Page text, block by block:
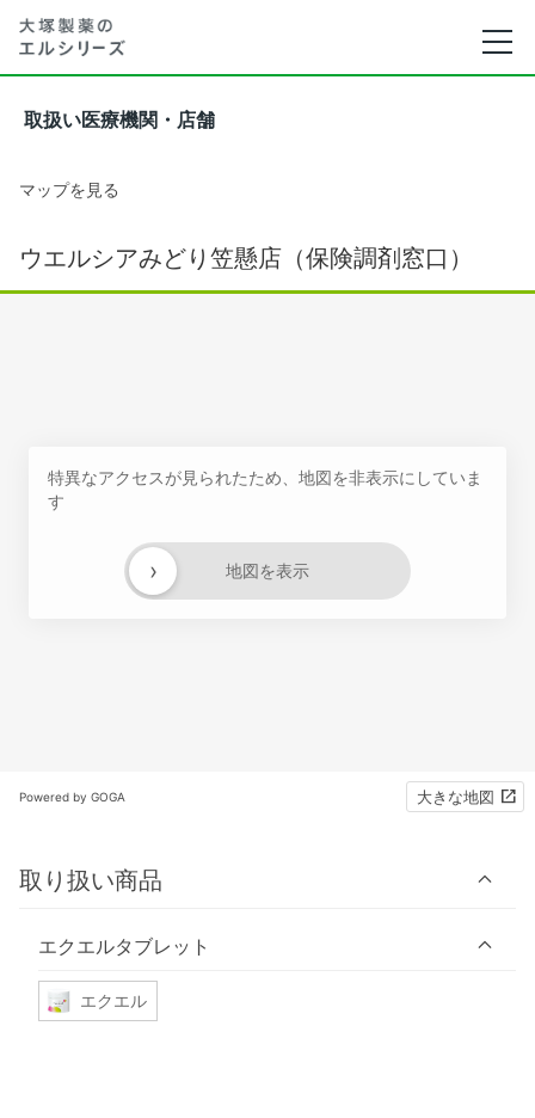
取扱い医療機関・店舗
マップを見る
ウエルシアみどり笠懸店（保険調剤窓口）
特異なアクセスが見られたため、地図を非表示にしていま
す
地図を表示
›
Powered by GOGA 大きな地図
取り扱い商品
エクエルタブレット
エクエル